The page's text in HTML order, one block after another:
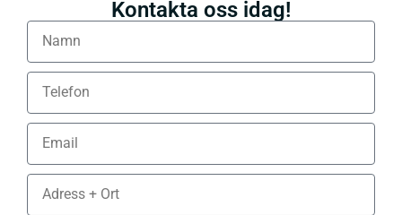
Kontakta oss idag!